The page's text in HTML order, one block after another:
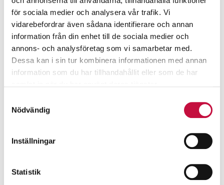
för sociala medier och analysera vår trafik. Vi
vidarebefordrar även sådana identifierare och annan
information från din enhet till de sociala medier och
annons- och analysföretag som vi samarbetar med.
Dessa kan i sin tur kombinera informationen med annan
information som du har tillhandahållit eller som de har
Nödvändig
Inställningar
Statistik